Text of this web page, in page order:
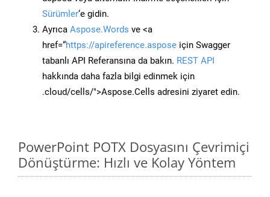
Sürümler‘e gidin.
Ayrıca Aspose.Words ve <a
href=“https://apireference.aspose için Swagger
tabanlı API Referansına da bakın. REST API
hakkında daha fazla bilgi edinmek için
.cloud/cells/">Aspose.Cells adresini ziyaret edin.
PowerPoint POTX Dosyasını Çevrimiçi
Dönüştürme: Hızlı ve Kolay Yöntem